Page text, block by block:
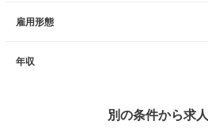
雇用形態
年収
別の条件から求